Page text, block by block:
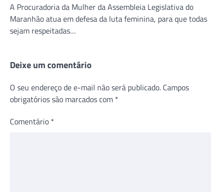
A Procuradoria da Mulher da Assembleia Legislativa do
Maranhão atua em defesa da luta feminina, para que todas
sejam respeitadas…
Deixe um comentário
O seu endereço de e-mail não será publicado. Campos
obrigatórios são marcados com *
Comentário *